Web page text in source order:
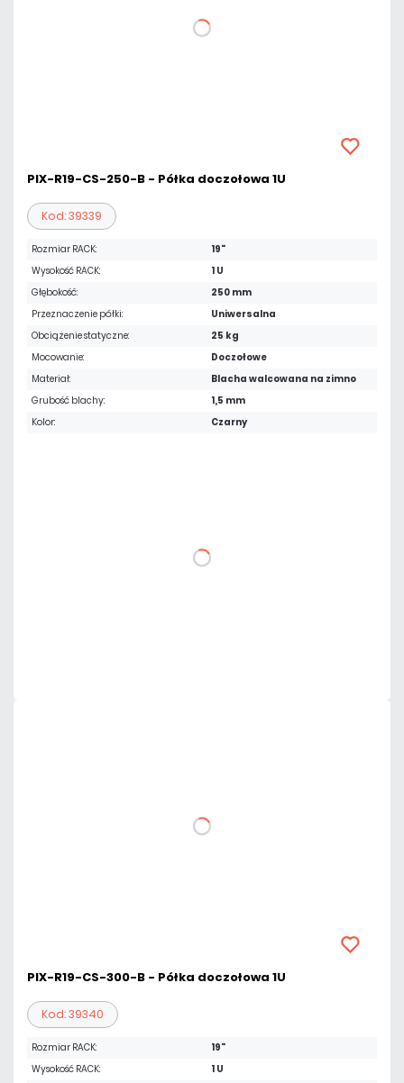
PIX-R19-CS-250-B - Półka doczołowa 1U
Kod: 39339
Rozmiar RACK:
19"
Wysokość RACK:
1 U
Głębokość:
250 mm
Przeznaczenie półki:
Uniwersalna
Obciążenie statyczne:
25 kg
Mocowanie:
Doczołowe
Materiał:
Blacha walcowana na zimno
Grubość blachy:
1,5 mm
Kolor:
Czarny
DO KOSZYKA
PIX-R19-CS-300-B - Półka doczołowa 1U
Kod: 39340
Rozmiar RACK:
19"
Wysokość RACK:
1 U